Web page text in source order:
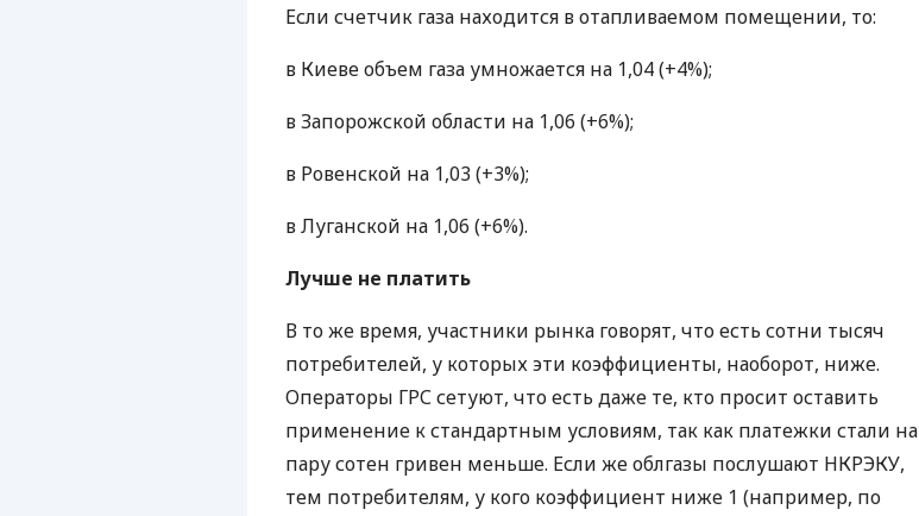
Если счетчик газа находится в отапливаемом помещении, то:
в Киеве объем газа умножается на 1,04 (+4%);
в Запорожской области на 1,06 (+6%);
в Ровенской на 1,03 (+3%);
в Луганской на 1,06 (+6%).
Лучше не платить
В то же время, участники рынка говорят, что есть сотни тысяч
потребителей, у которых эти коэффициенты, наоборот, ниже.
Операторы ГРСсетуют, что есть даже те, кто просит оставить
применение к стандартным условиям, так как платежки стали на
пару сотен гривен меньше. Если же облгазы послушают НКРЭКУ,
тем потребителям, у кого коэффициент ниже 1 (например, по